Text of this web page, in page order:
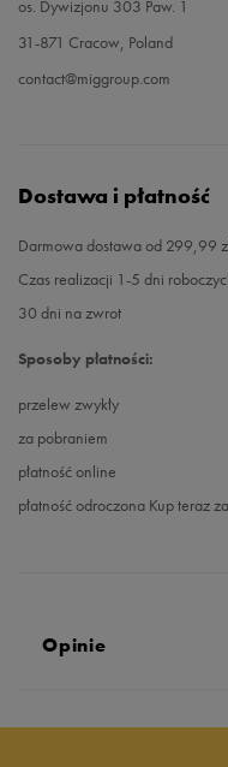
os. Dywizjonu 303 Paw. 1
31-871 Cracow, Poland
contact@miggroup.com
Dostawa i płatność
Darmowa dostawa od 299,99
Czas realizacji 1-5 dni
30 dni na zwrot
Sposoby płatności:
przelew zwykły
za pobraniem
płatność online
płatność odroczona Kup teraz
Opinie